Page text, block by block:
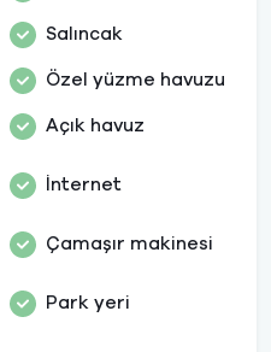
Salıncak
Özel yüzme havuzu
Açık havuz
İnternet
Çamaşır makinesi
Park yeri